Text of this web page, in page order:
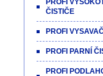
PROFI
ČISTIČE
PROFI
PROFI PARNÍ
PROFI